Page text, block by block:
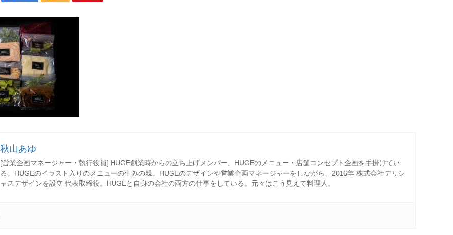
秋山あゆ
[営業企画マネージャー・執行役員] HUGE創業時からの立ち上げメンバー、HUGEのメニュー・店舗コンセプト企画を手掛けてい
る。HUGEのイラスト入りのメニューの生みの親。HUGEのデザインや営業企画マネージャーをしながら、2016年 株式会社デリシ
ャスデザインを設立 代表取締役。HUGEと自身の会社の両方の仕事をしている。元々はこう見えて料理人。